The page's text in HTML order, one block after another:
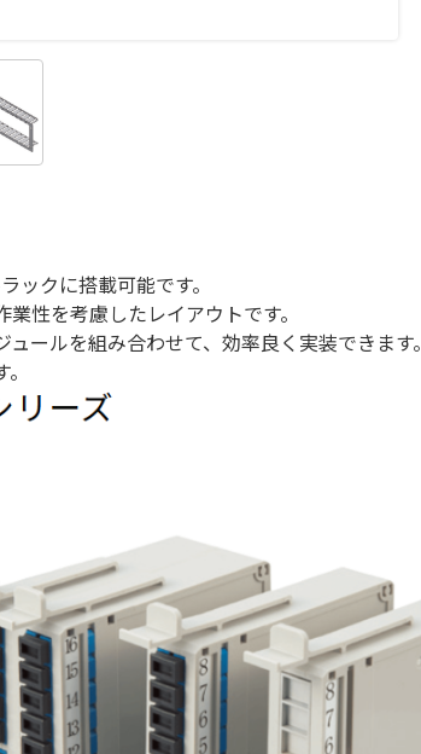
ックに搭載可能です。
性を考慮したレイアウトです。
ールを組み合わせて、効率良く実装できます。